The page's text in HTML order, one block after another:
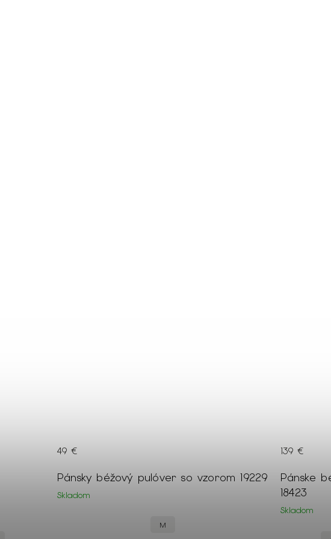
Pánsky béžový pulóver so vzorom 19229
Skladom
49 €
M
Pánske
18423
Skladom
139 €